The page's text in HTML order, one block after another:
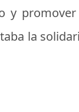
y
la